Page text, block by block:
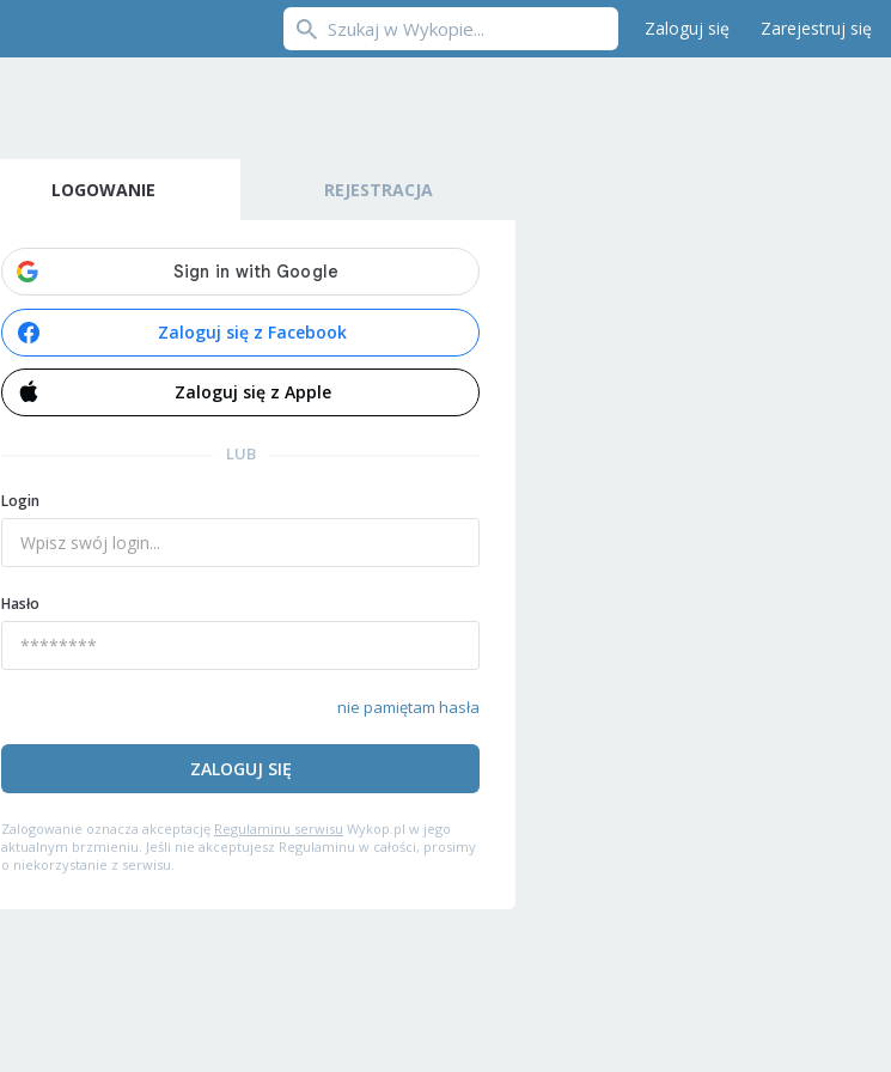
Zaloguj się Zarejestruj się
LOGOWANIE REJESTRACJA
Zaloguj się z Facebook
Zaloguj się z Apple
LUB
Login
Hasło
nie pamiętam hasła
ZALOGUJ SIĘ
Zalogowanie oznacza akceptację Regulaminu serwisu Wykop.pl w jego
aktualnym brzmieniu. Jeśli nie akceptujesz Regulaminu w całości, prosimy
o niekorzystanie z serwisu.